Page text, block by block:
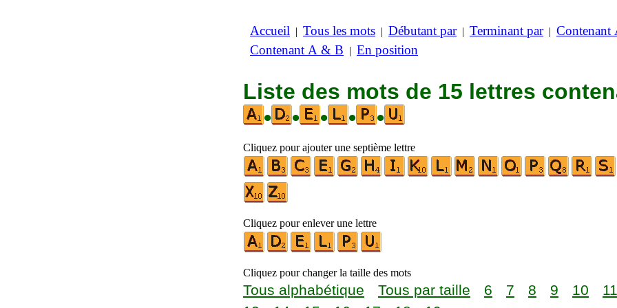
Accueil | Tous les mots | Débutant par| Terminant par| Contenant
Contenant A & B | En position
Liste des mots de 15 lettres
•
• • • •
Cliquez pour ajouter une septième lettre
Cliquez pour enlever une lettre
Cliquez pour changer la taille des mots
Tous alphabétique Tous par taille 6 7 8 9 10 11